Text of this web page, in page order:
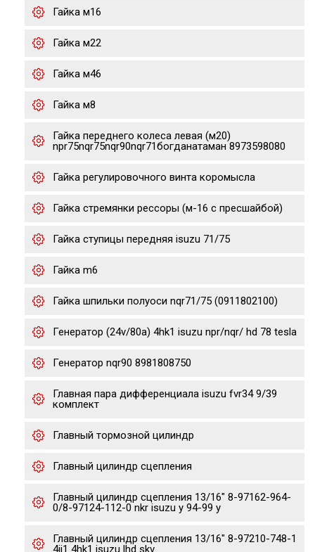
Гайка м16
Гайка м22
Гайка м46
Гайка м8
Гайка переднего колеса левая (м20)
npr75nqr75nqr90nqr71богданатаман 8973598080
Гайка регулировочного винта коромысла
Гайка стремянки рессоры (м-16 с пресшайбой)
Гайка ступицы передняя isuzu 71/75
Гайка m6
Гайка шпильки полуоси nqr71/75 (0911802100)
Генератор (24v/80a) 4hk1 isuzu npr/nqr/ hd 78 tesla
Генератор nqr90 8981808750
Главная пара дифференциала isuzu fvr34 9/39
комплект
Главный тормозной цилиндр
Главный цилиндр сцепления
Главный цилиндр сцепления 13/16" 8-97162-964-
0/8-97124-112-0 nkr isuzu y 94-99 y
Главный цилиндр сцепления 13/16" 8-97210-748-1
4jj1 4hk1 isuzu lhd skv